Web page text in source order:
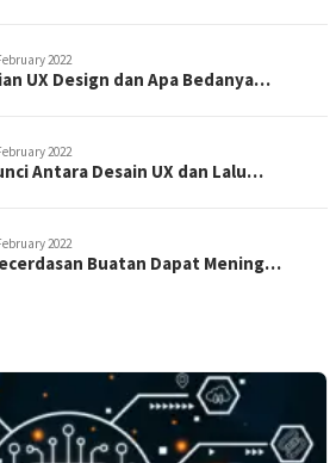
2022
UX Design dan Apa Bedanya…
2022
Antara Desain UX dan Lalu…
2022
Buatan Dapat Mening…